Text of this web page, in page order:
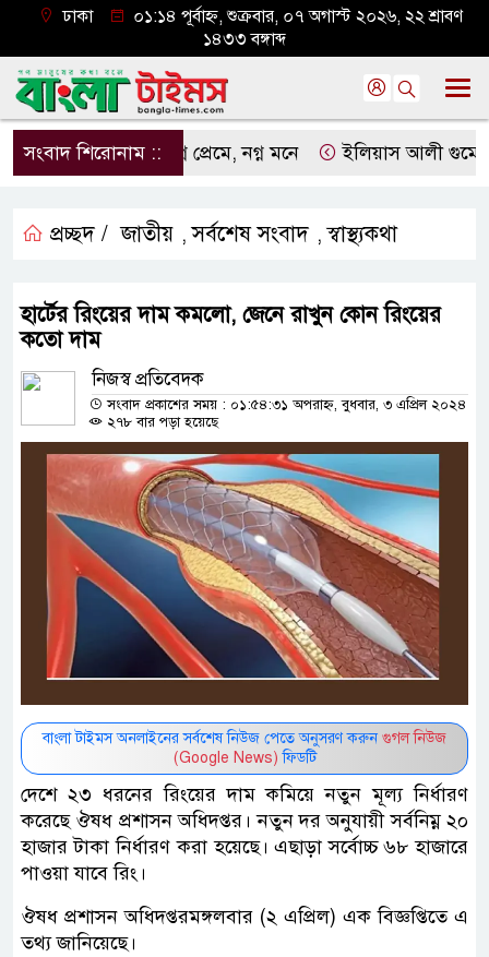
ঢাকা
০১:১৪ পূর্বাহ্ন, শুক্রবার, ০৭ অগাস্ট ২০২৬, ২২ শ্রাবণ
১৪৩৩ বঙ্গাব্দ
সংবাদ শিরোনাম ::নগ্ন প্রেমে, নগ্ন মনে ইলিয়াস আলী গুমের
প্রচ্ছদ / জাতীয় ,সর্বশেষ সংবাদ ,স্বাস্থ্যকথা
হার্টের রিংয়ের দাম কমলো, জেনে রাখুন কোন রিংয়ের
কতো দাম
নিজস্ব প্রতিবেদক
সংবাদ প্রকাশের সময় : ০১:৫৪:৩১ অপরাহ্ন, বুধবার, ৩ এপ্রিল ২০২৪
২৭৮ বার পড়া হয়েছে
বাংলা টাইমস অনলাইনের সর্বশেষ নিউজ পেতে অনুসরণ করুন গুগল নিউজ
(Google News) ফিডটি
দেশে ২৩ ধরনের রিংয়ের দাম কমিয়ে নতুন মূল্য নির্ধারণ
করেছে ঔষধ প্রশাসন অধিদপ্তর। নতুন দর অনুযায়ী সর্বনিম্ন ২০
হাজার টাকা নির্ধারণ করা হয়েছে। এছাড়া সর্বোচ্চ ৬৮ হাজারে
পাওয়া যাবে রিং।
ঔষধ প্রশাসন অধিদপ্তরমঙ্গলবার (২ এপ্রিল) এক বিজ্ঞপ্তিতে এ
তথ্য জানিয়েছে।